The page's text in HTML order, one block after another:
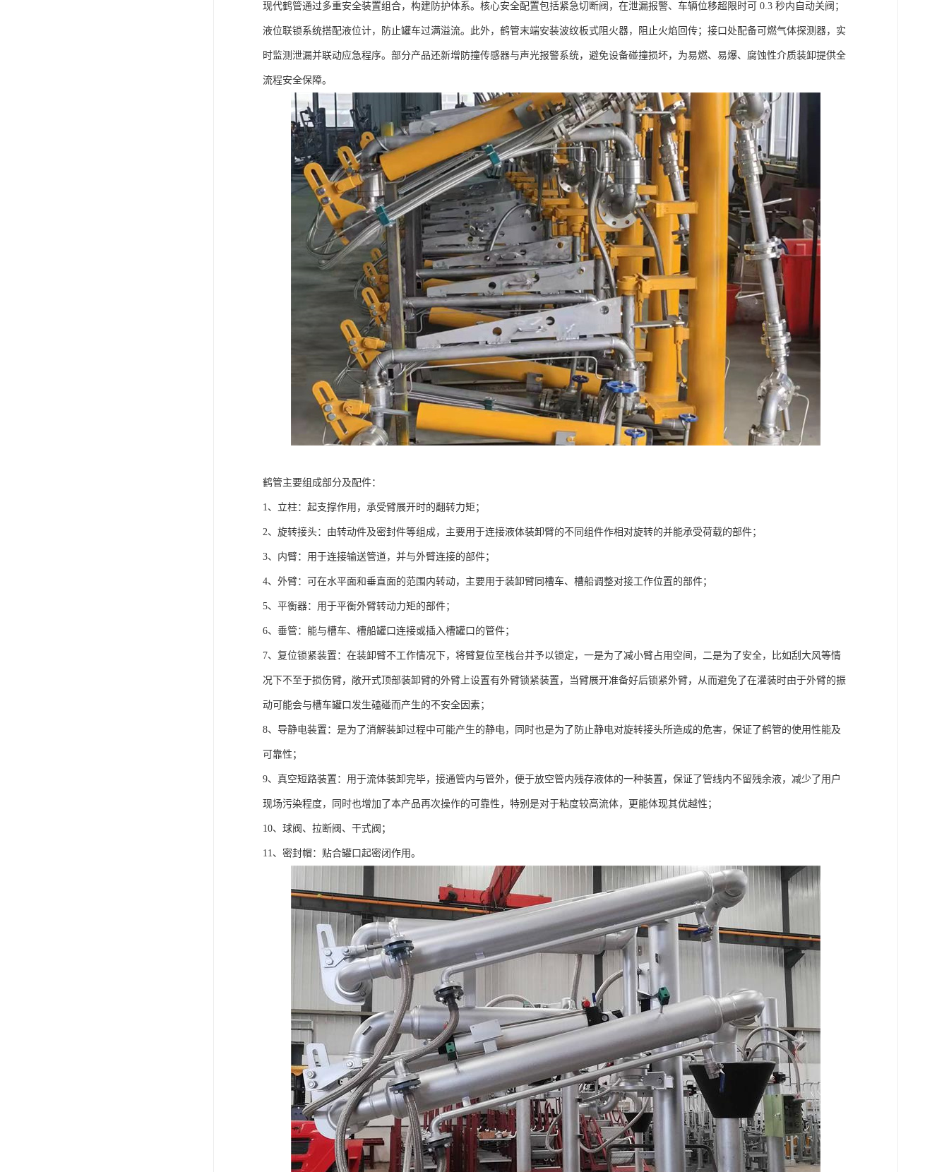
现代鹤管通过多重安全装置组合，构建防护体系。核心安全配置包括紧急切断阀，在泄漏报警、车辆位移超限时可 0.3 秒内自动关阀；
液位联锁系统搭配液位计，防止罐车过满溢流。此外，鹤管末端安装波纹板式阻火器，阻止火焰回传；接口处配备可燃气体探测器，实
时监测泄漏并联动应急程序。部分产品还新增防撞传感器与声光报警系统，避免设备碰撞损坏，为易燃、易爆、腐蚀性介质装卸提供全
流程安全保障。
鹤管主要组成部分及配件：
1、立柱：起支撑作用，承受臂展开时的翻转力矩；
2、旋转接头：由转动件及密封件等组成，主要用于连接液体装卸臂的不同组件作相对旋转的并能承受荷载的部件；
3、内臂：用于连接输送管道，并与外臂连接的部件；
4、外臂：可在水平面和垂直面的范围内转动，主要用于装卸臂同槽车、槽船调整对接工作位置的部件；
5、平衡器：用于平衡外臂转动力矩的部件；
6、垂管：能与槽车、槽船罐口连接或插入槽罐口的管件；
7、复位锁紧装置：在装卸臂不工作情况下，将臂复位至栈台并予以锁定，一是为了减小臂占用空间，二是为了安全，比如刮大风等情
况下不至于损伤臂，敞开式顶部装卸臂的外臂上设置有外臂锁紧装置，当臂展开准备好后锁紧外臂，从而避免了在灌装时由于外臂的振
动可能会与槽车罐口发生磕碰而产生的不安全因素；
8、导静电装置：是为了消解装卸过程中可能产生的静电，同时也是为了防止静电对旋转接头所造成的危害，保证了鹤管的使用性能及
可靠性；
9、真空短路装置：用于流体装卸完毕，接通管内与管外，便于放空管内残存液体的一种装置，保证了管线内不留残余液，减少了用户
现场污染程度，同时也增加了本产品再次操作的可靠性，特别是对于粘度较高流体，更能体现其优越性；
10、球阀、拉断阀、干式阀；
11、密封帽：贴合罐口起密闭作用。